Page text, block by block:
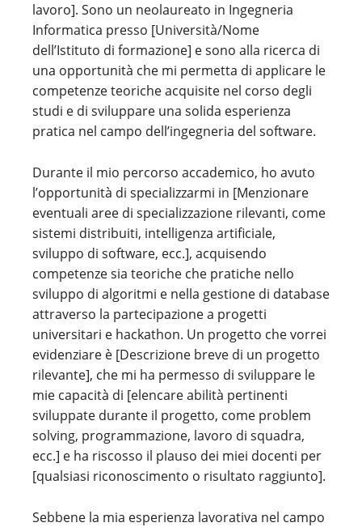
lavoro]. Sono un neolaureato in Ingegneria
Informatica presso [Università/Nome
dell’Istituto di formazione] e sono alla ricerca di
una opportunità che mi permetta di applicare le
competenze teoriche acquisite nel corso degli
studi e di sviluppare una solida esperienza
pratica nel campo dell’ingegneria del software.
Durante il mio percorso accademico, ho avuto
l’opportunità di specializzarmi in [Menzionare
eventuali aree di specializzazione rilevanti, come
sistemi distribuiti, intelligenza artificiale,
sviluppo di software, ecc.], acquisendo
competenze sia teoriche che pratiche nello
sviluppo di algoritmi e nella gestione di database
attraverso la partecipazione a progetti
universitari e hackathon. Un progetto che vorrei
evidenziare è [Descrizione breve di un progetto
rilevante], che mi ha permesso di sviluppare le
mie capacità di [elencare abilità pertinenti
sviluppate durante il progetto, come problem
solving, programmazione, lavoro di squadra,
ecc.] e ha riscosso il plauso dei miei docenti per
[qualsiasi riconoscimento o risultato raggiunto].
Sebbene la mia esperienza lavorativa nel campo